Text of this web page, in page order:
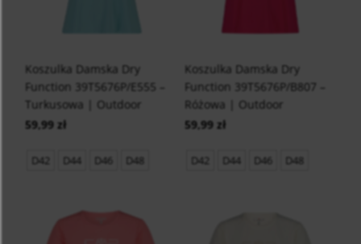
Koszulka Damska Dry
Function 39T5676P/E555 –
Turkusowa | Outdoor
59,99 zł
D42 D44 D46 D48
Koszulka Damska Dry
Function 39T5676P/B807 –
Różowa | Outdoor
59,99 zł
D42 D44 D46 D48